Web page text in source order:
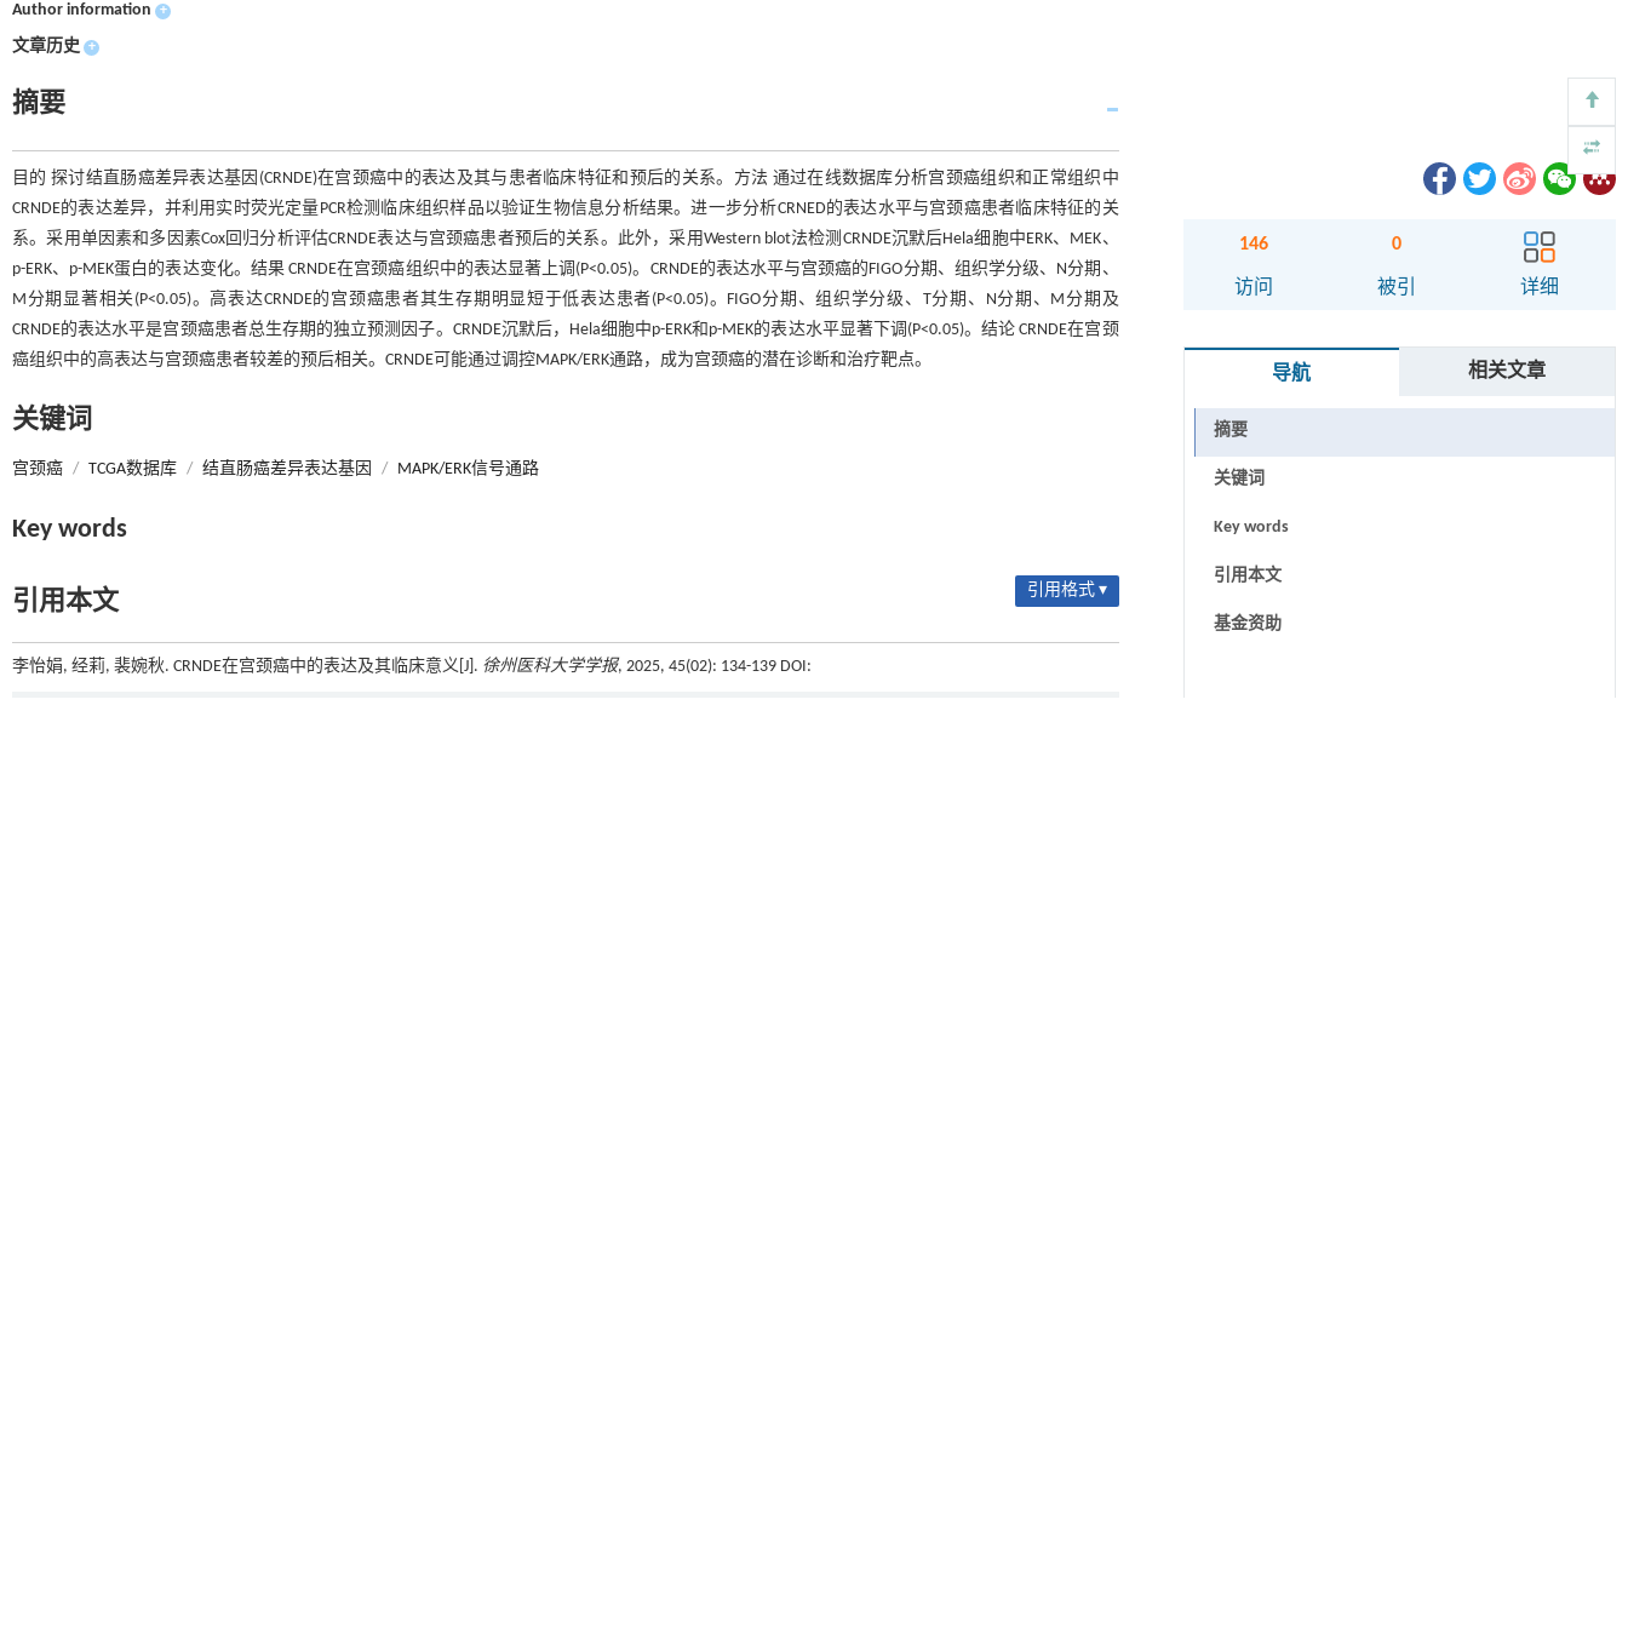
Author information +
文章历史 +
摘要
目的 探讨结直肠癌差异表达基因(CRNDE)在宫颈癌中的表达及其与患者临床特征和预后的关系。方法 通过在线数据库分析宫颈癌组织和正常组织中
CRNDE的表达差异，并利用实时荧光定量PCR检测临床组织样品以验证生物信息分析结果。进一步分析CRNED的表达水平与宫颈癌患者临床特征的关
系。采用单因素和多因素Cox回归分析评估CRNDE表达与宫颈癌患者预后的关系。此外，采用Western blot法检测CRNDE沉默后Hela细胞中ERK、MEK、
p-ERK、p-MEK蛋白的表达变化。结果 CRNDE在宫颈癌组织中的表达显著上调(P<0.05)。CRNDE的表达水平与宫颈癌的FIGO分期、组织学分级、N分期、
M分期显著相关(P<0.05)。高表达CRNDE的宫颈癌患者其生存期明显短于低表达患者(P<0.05)。FIGO分期、组织学分级、T分期、N分期、M分期及
CRNDE的表达水平是宫颈癌患者总生存期的独立预测因子。CRNDE沉默后，Hela细胞中p-ERK和p-MEK的表达水平显著下调(P<0.05)。结论 CRNDE在宫颈
癌组织中的高表达与宫颈癌患者较差的预后相关。CRNDE可能通过调控MAPK/ERK通路，成为宫颈癌的潜在诊断和治疗靶点。
关键词
宫颈癌 / TCGA数据库 / 结直肠癌差异表达基因 / MAPK/ERK信号通路
Key words
引用本文 引用格式 ▾
李怡娟, 经莉, 裴婉秋. CRNDE在宫颈癌中的表达及其临床意义[J]. 徐州医科大学学报, 2025, 45(02): 134-139 DOI:
146
访问
0
被引 详细
导航 相关文章
摘要
关键词
Key words
引用本文
基金资助